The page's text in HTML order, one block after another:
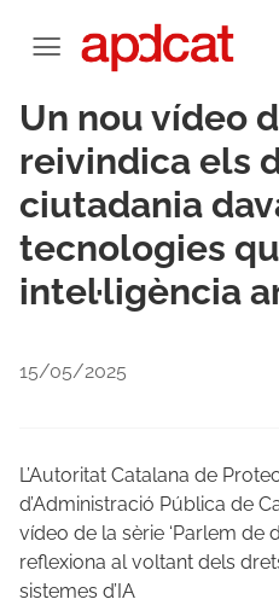
Un nou vídeo
reivindica els
ciutadania
tecnologies
intel·ligència
15/05/2025
L’Autoritat Catalana de
d’Administració Pública de
vídeo de la sèrie ‘Parlem de
reflexiona al voltant dels
sistemes d’IA